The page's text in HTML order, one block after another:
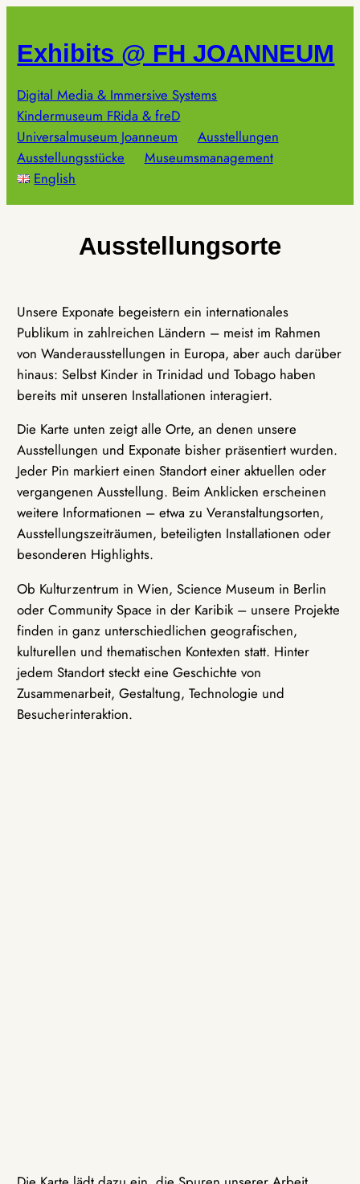
springen
Exhibits @ FH JOANNEUM
Digital Media & Immersive Systems
Kindermuseum FRida & freD
Universalmuseum Joanneum
Ausstellungen
Ausstellungsstücke
Museumsmanagement
English
Ausstellungsorte
Unsere Exponate begeistern ein internationales
Publikum in zahlreichen Ländern – meist im Rahmen
von Wanderausstellungen in Europa, aber auch darüber
hinaus: Selbst Kinder in Trinidad und Tobago haben
bereits mit unseren Installationen interagiert.
Die Karte unten zeigt alle Orte, an denen unsere
Ausstellungen und Exponate bisher präsentiert wurden.
Jeder Pin markiert einen Standort einer aktuellen oder
vergangenen Ausstellung. Beim Anklicken erscheinen
weitere Informationen – etwa zu Veranstaltungsorten,
Ausstellungszeiträumen, beteiligten Installationen oder
besonderen Highlights.
Ob Kulturzentrum in Wien, Science Museum in Berlin
oder Community Space in der Karibik – unsere Projekte
finden in ganz unterschiedlichen geografischen,
kulturellen und thematischen Kontexten statt. Hinter
jedem Standort steckt eine Geschichte von
Zusammenarbeit, Gestaltung, Technologie und
Besucherinteraktion.